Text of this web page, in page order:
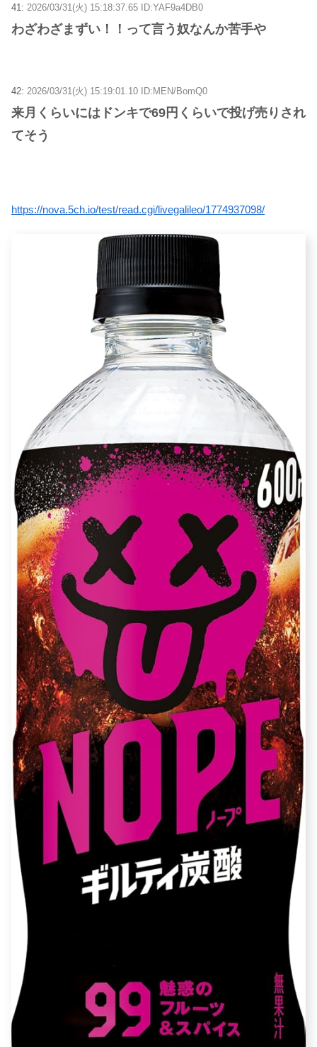
41: 2026/03/31(火) 15:18:37.65 ID:YAF9a4DB0
わざわざまずい！！って言う奴なんか苦手や
42: 2026/03/31(火) 15:19:01.10 ID:MEN/BomQ0
来月くらいにはドンキで69円くらいで投げ売りされ
てそう
https://nova.5ch.io/test/read.cgi/livegalileo/1774937098/